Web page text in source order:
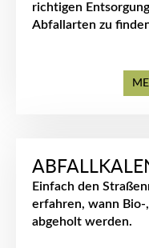
richtigen
Abfallarten zu
Einfach den
erfahren, wann Bio-
abgeholt werden.